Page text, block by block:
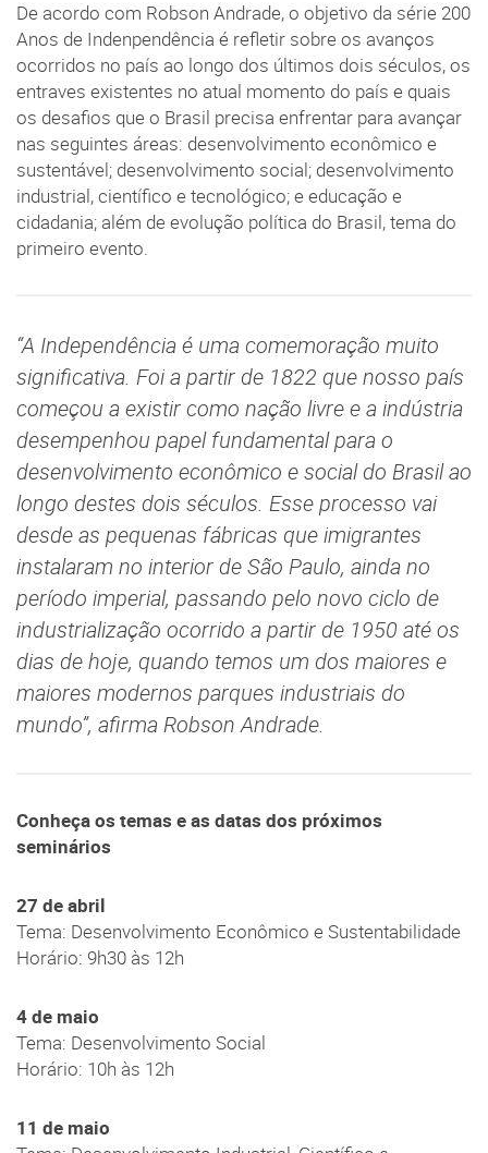
De acordo com Robson Andrade, o objetivo da série 200
Anos de Indenpendência é refletir sobre os avanços
ocorridos no país ao longo dos últimos dois séculos, os
entraves existentes no atual momento do país e quais
os desafios que o Brasil precisa enfrentar para avançar
nas seguintes áreas: desenvolvimento econômico e
sustentável; desenvolvimento social; desenvolvimento
industrial, científico e tecnológico; e educação e
cidadania; além de evolução política do Brasil, tema do
primeiro evento.
“A Independência é uma comemoração muito
significativa. Foi a partir de 1822 que nosso país
começou a existir como nação livre e a indústria
desempenhou papel fundamental para o
desenvolvimento econômico e social do Brasil ao
longo destes dois séculos. Esse processo vai
desde as pequenas fábricas que imigrantes
instalaram no interior de São Paulo, ainda no
período imperial, passando pelo novo ciclo de
industrialização ocorrido a partir de 1950 até os
dias de hoje, quando temos um dos maiores e
maiores modernos parques industriais do
mundo”, afirma Robson Andrade.
Conheça os temas e as datas dos próximos
seminários
27 de abril
Tema: Desenvolvimento Econômico e Sustentabilidade
Horário: 9h30 às 12h
4 de maio
Tema: Desenvolvimento Social
Horário: 10h às 12h
11 de maio